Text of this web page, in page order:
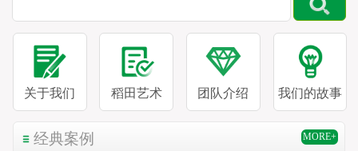
关于我们 稻田艺术 团队介绍 我们的故事
经典案例 MORE+